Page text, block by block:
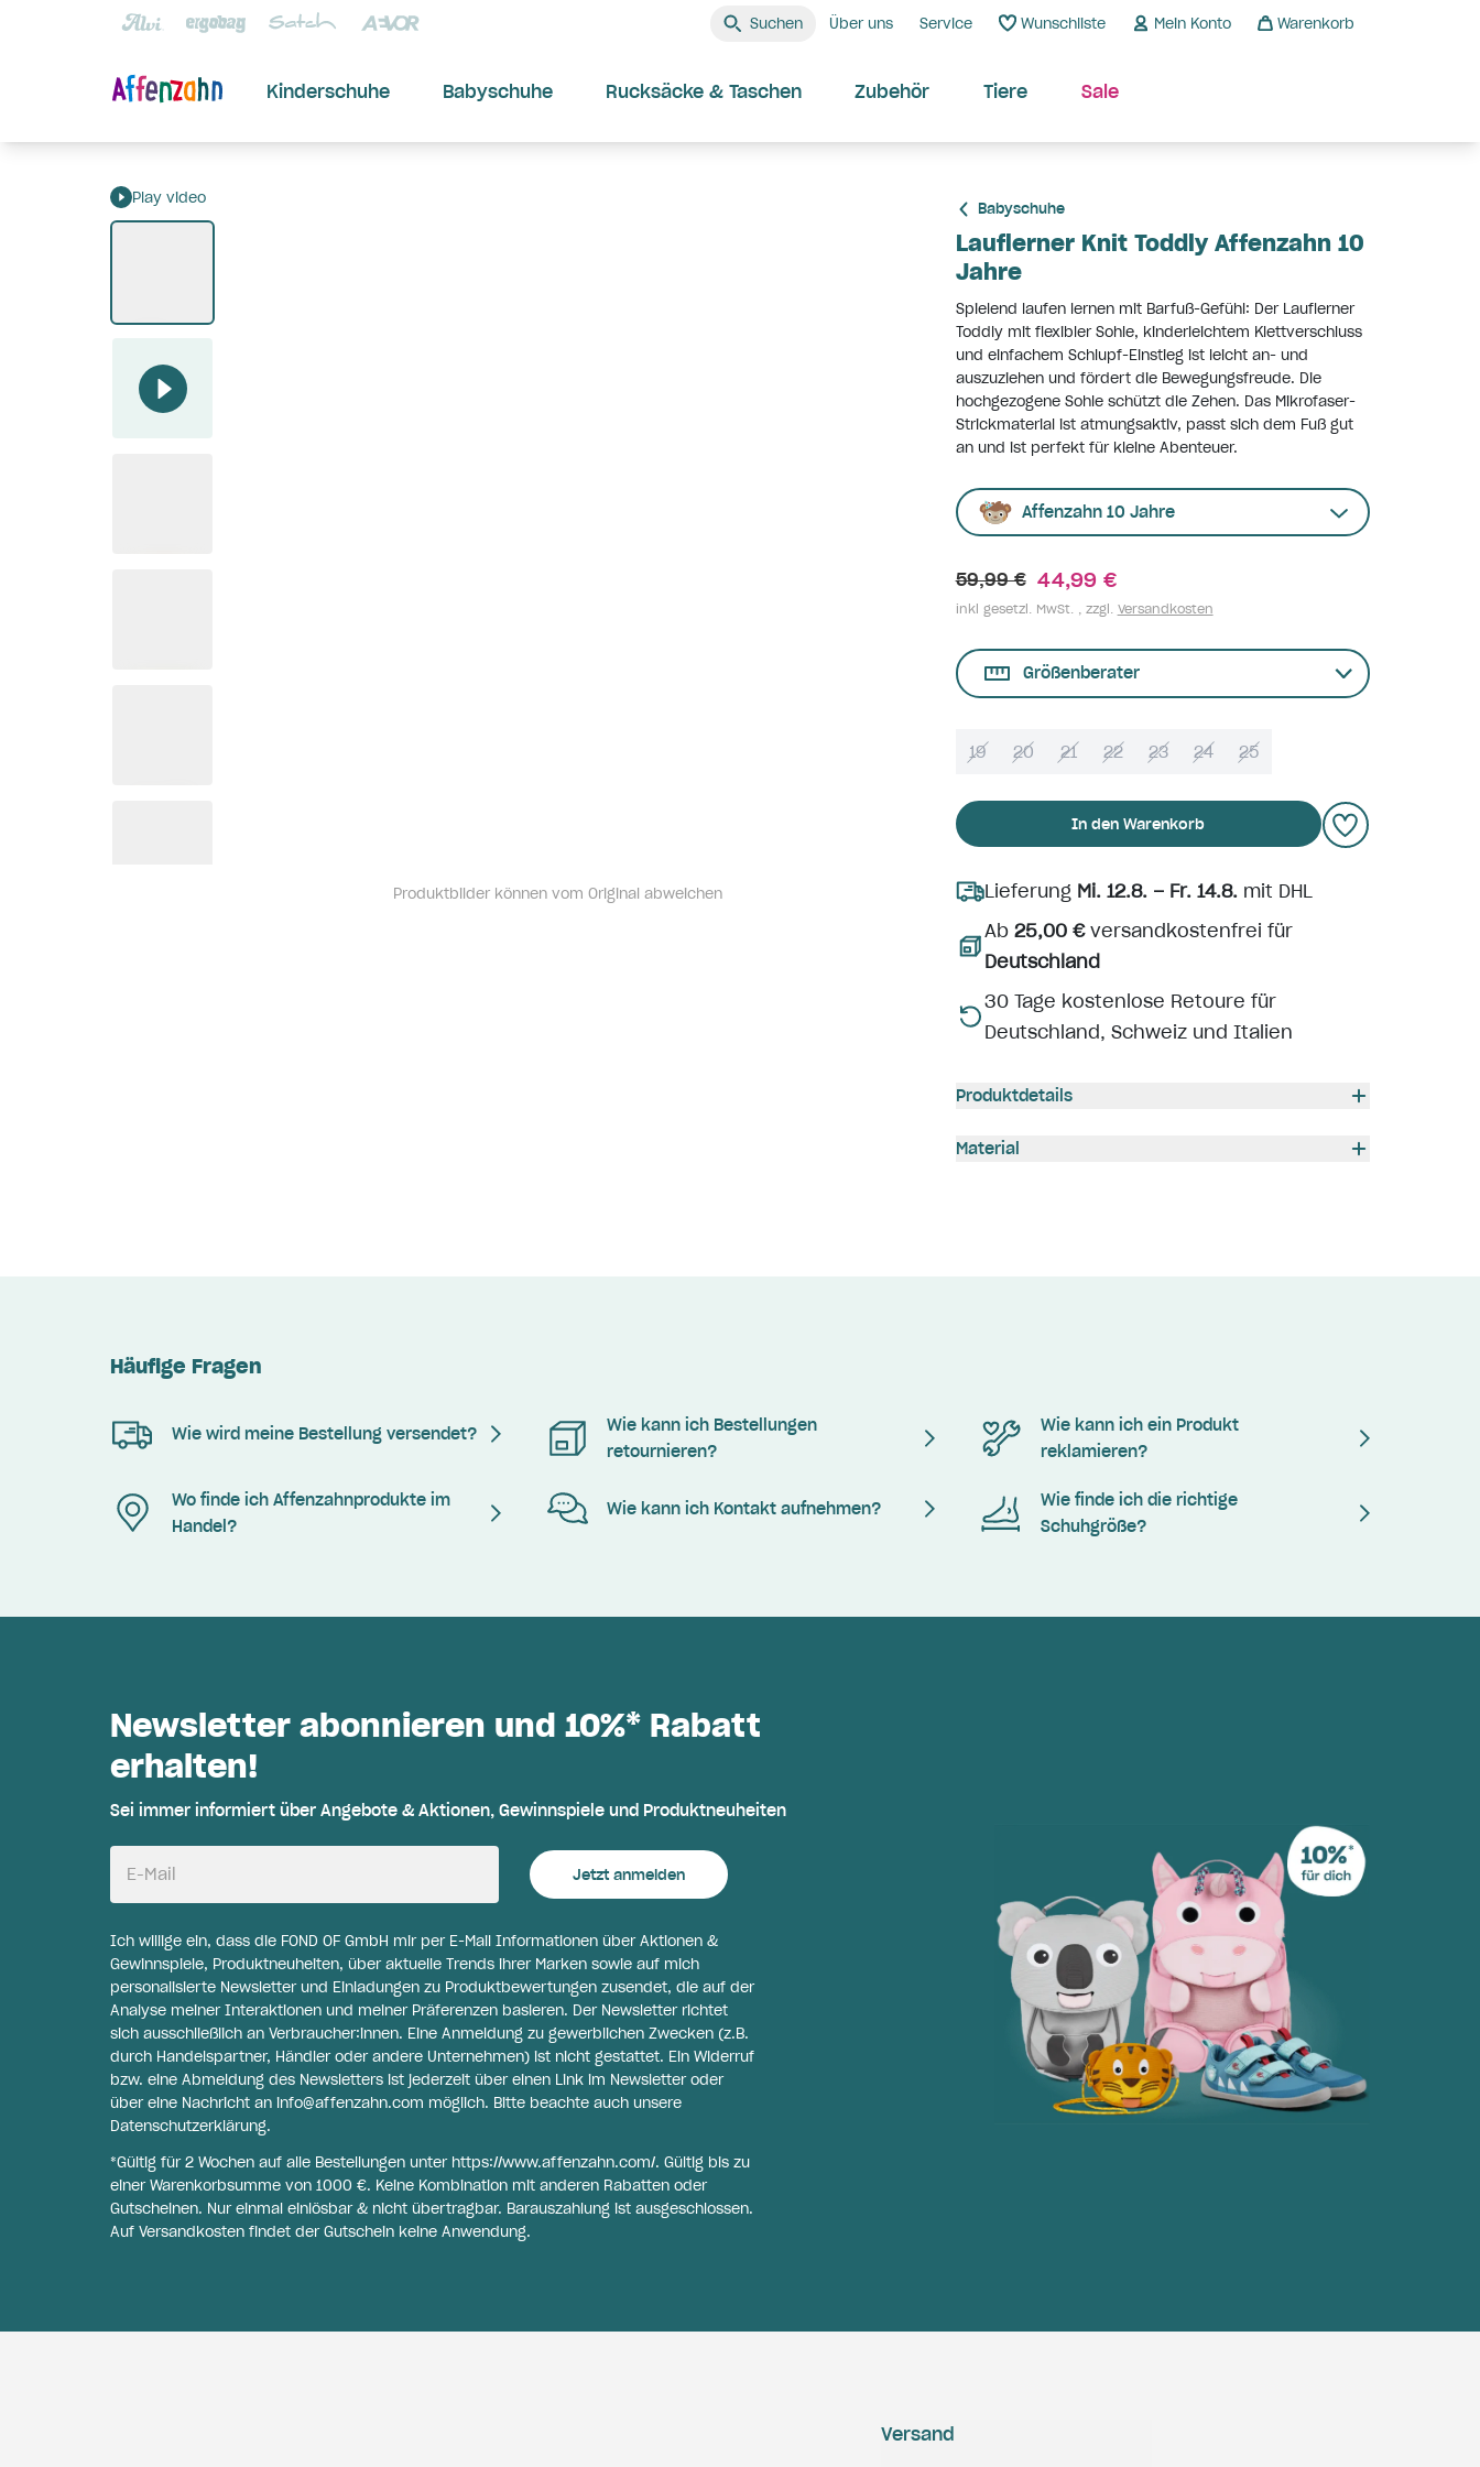
Suchen Über uns Service Wunschliste Mein Konto Warenkorb
Kinderschuhe Babyschuhe Rucksäcke & Taschen Zubehör Tiere Sale
Play video
Produktbilder können vom Original abweichen
Babyschuhe
Lauflerner Knit Toddly Affenzahn 10
Jahre
Spielend laufen lernen mit Barfuß-Gefühl: Der Lauflerner
Toddly mit flexibler Sohle, kinderleichtem Klettverschluss
und einfachem Schlupf-Einstieg ist leicht an- und
auszuziehen und fördert die Bewegungsfreude. Die
hochgezogene Sohle schützt die Zehen. Das Mikrofaser-
Strickmaterial ist atmungsaktiv, passt sich dem Fuß gut
an und ist perfekt für kleine Abenteuer.
Affenzahn 10 Jahre
59,99 € 44,99 €
inkl gesetzl. MwSt. , zzgl. Versandkosten
Größenberater
19 20 21 22 23 24 25
In den Warenkorb
Lieferung Mi. 12.8. – Fr. 14.8.mit DHL
Ab 25,00 €versandkostenfrei für
Deutschland
30 Tage kostenlose Retoure für
Deutschland, Schweiz und Italien
Produktdetails
Material
Häufige Fragen
Wie wird meine Bestellung versendet?
Wie kann ich Bestellungen
retournieren?
Wie kann ich ein Produkt
reklamieren?
Wo finde ich Affenzahnprodukte im
Handel?
Wie kann ich Kontakt aufnehmen?
Wie finde ich die richtige
Schuhgröße?
Newsletter abonnieren und 10%* Rabatt
erhalten!
Sei immer informiert über Angebote & Aktionen, Gewinnspiele und Produktneuheiten
E-Mail Jetzt anmelden
Ich willige ein, dass die FOND OF GmbH mir per E-Mail Informationen über Aktionen &
Gewinnspiele, Produktneuheiten, über aktuelle Trends ihrer Marken sowie auf mich
personalisierte Newsletter und Einladungen zu Produktbewertungen zusendet, die auf der
Analyse meiner Interaktionen und meiner Präferenzen basieren. Der Newsletter richtet
sich ausschließlich an Verbraucher:innen. Eine Anmeldung zu gewerblichen Zwecken (z.B.
durch Handelspartner, Händler oder andere Unternehmen) ist nicht gestattet. Ein Widerruf
bzw. eine Abmeldung des Newsletters ist jederzeit über einen Link im Newsletter oder
über eine Nachricht an info@affenzahn.com möglich. Bitte beachte auch unsere
Datenschutzerklärung.
*Gültig für 2 Wochen auf alle Bestellungen unter https://www.affenzahn.com/. Gültig bis zu
einer Warenkorbsumme von 1000 €. Keine Kombination mit anderen Rabatten oder
Gutscheinen. Nur einmal einlösbar & nicht übertragbar. Barauszahlung ist ausgeschlossen.
Auf Versandkosten findet der Gutschein keine Anwendung.
Versand